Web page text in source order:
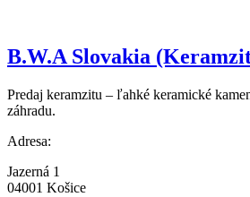
B.W.A Slovakia
Predaj keramzitu – ľahké keramické
záhradu.
Adresa:
Jazerná 1
04001 Košice